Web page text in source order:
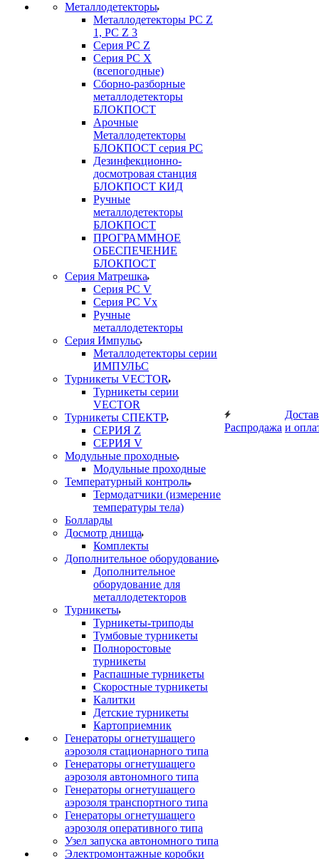
Металлодетекторы
Металлодетекторы РС Z
1, PC Z 3
Серия РС Z
Серия РС X
(всепогодные)
Сборно-разборные
металлодетекторы
БЛОКПОСТ
Арочные
Металлодетекторы
БЛОКПОСТ серия РС
Дезинфекционно-
досмотровая станция
БЛОКПОСТ КИД
Ручные
металлодетекторы
БЛОКПОСТ
ПРОГРАММНОЕ
ОБЕСПЕЧЕНИЕ
БЛОКПОСТ
Серия Матрешка
Серия PC V
Серия PC Vx
Ручные
металлодетекторы
Серия Импульс
Металлодетекторы серии
ИМПУЛЬС
Турникеты VECTOR
Турникеты серии
VECTOR
Турникеты СПЕКТР
СЕРИЯ Z
СЕРИЯ V
Модульные проходные
Модульные проходные
Температурный контроль
Термодатчики (измерение
температуры тела)
Болларды
Досмотр днища
Комплекты
Дополнительное оборудование
Дополнительное
оборудование для
металлодетекторов
Турникеты
Турникеты-триподы
Тумбовые турникеты
Полноростовые
турникеты
Распашные турникеты
Скоростные турникеты
Калитки
Детские турникеты
Картоприемник
Генераторы огнетушащего
аэрозоля стационарного типа
Генераторы огнетушащего
аэрозоля автономного типа
Генераторы огнетушащего
аэрозоля транспортного типа
Генераторы огнетушащего
аэрозоля оперативного типа
Узел запуска автономного типа
Электромонтажные коробки
Распродажа и